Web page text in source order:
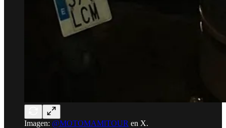
Imagen: @MOTOMAMlTOUR en X.